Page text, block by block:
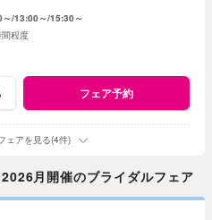
13:00～ 15:30～
程度
フェア予約
ェアを見る(4件)
月開催のブライダルフェア